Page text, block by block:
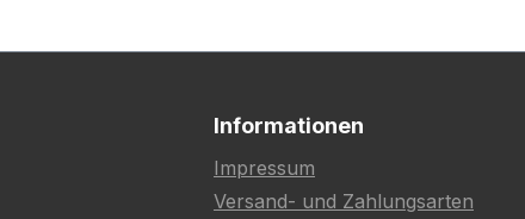
Informationen
Impressum
Versand- und Zahlungsarten